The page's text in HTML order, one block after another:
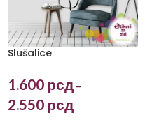
Slušalice
1.600 рсд –
2.550 рсд